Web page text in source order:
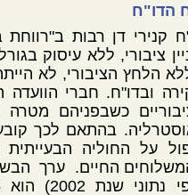
הדו"ח
קנירי דן רבות
ציבורי, ללא עיסוק
הלחץ הציבורי, לא
ובדו"ח. חברי הוועדה
כשבפניהם
בהתאם לכך
על החוליה
החיים. ערך